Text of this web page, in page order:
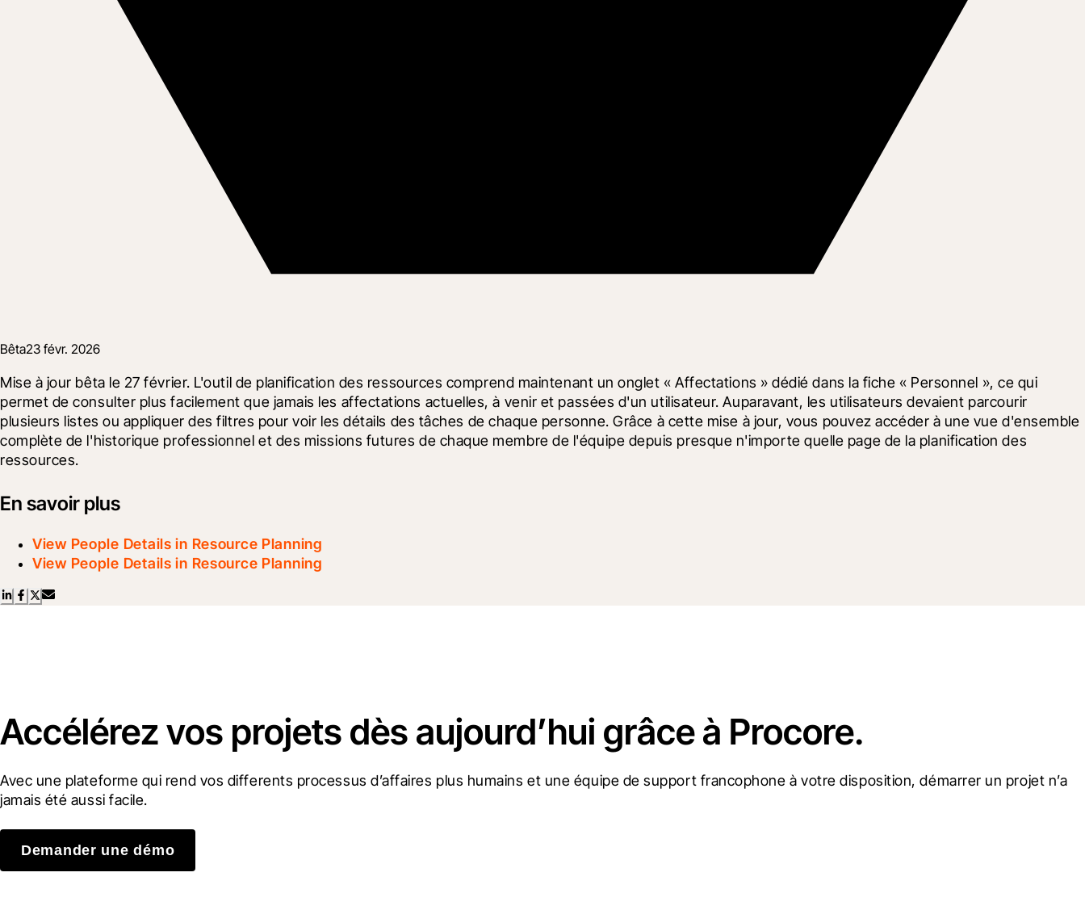
Bêta23 févr. 2026
Mise à jour bêta le 27 février. L'outil de planification des ressources comprend maintenant un onglet « Affectations » dédié dans la fiche « Personnel », ce qui
permet de consulter plus facilement que jamais les affectations actuelles, à venir et passées d'un utilisateur. Auparavant, les utilisateurs devaient parcourir
plusieurs listes ou appliquer des filtres pour voir les détails des tâches de chaque personne. Grâce à cette mise à jour, vous pouvez accéder à une vue d'ensemble
complète de l'historique professionnel et des missions futures de chaque membre de l'équipe depuis presque n'importe quelle page de la planification des
ressources.
En savoir plus
View People Details in Resource Planning
View People Details in Resource Planning
Accélérez vos projets dès aujourd’hui grâce à Procore.
Avec une plateforme qui rend vos differents processus d’affaires plus humains et une équipe de support francophone à votre disposition, démarrer un projet n’a
jamais été aussi facile.
Demander une démo